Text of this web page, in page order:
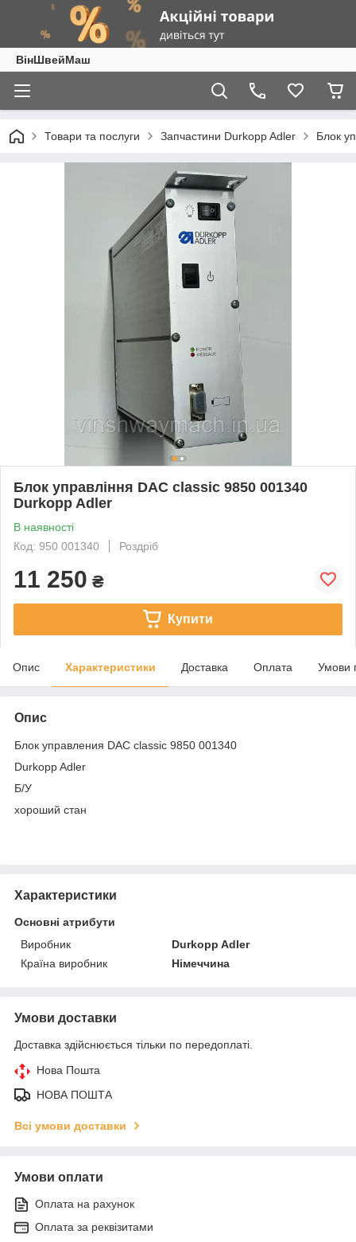
ВінШвейМаш
Товари та послуги Запчастини Durkopp Adler Блок
Блок управління DAC classic 9850 001340
Durkopp Adler
В наявності
Код: 950 001340
Роздріб
11 250 ₴
Купити
Опис Характеристики Доставка Оплата Умови
Опис
Блок управления DAC classic 9850 001340
Durkopp Adler
Б/У
хороший стан
Характеристики
Основні атрибути
Виробник
Durkopp Adler
Країна виробник
Німеччина
Умови доставки
Доставка здійснюється тільки по передоплаті.
Нова Пошта
НОВА ПОШТА
Всі умови доставки
Умови оплати
Оплата на рахунок
Оплата за реквізитами